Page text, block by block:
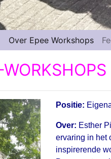
Over Epee Workshops
Positie:
Over: Esther
ervaring in het
inspirerende